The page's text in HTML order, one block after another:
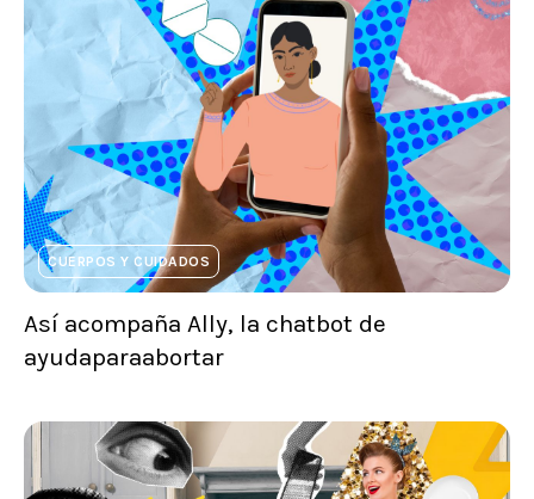
CUERPOS Y CUIDADOS
Así acompaña Ally, la chatbot de
ayudaparaabortar